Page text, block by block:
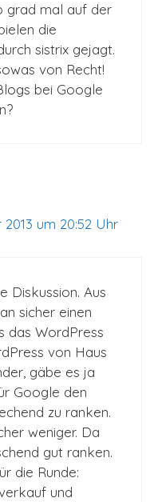
grad mal auf der
die
sistrix gejagt.
von Recht!
bei Google
um 20:52 Uhr
Diskussion. Aus
sicher einen
das WordPress
von Haus
gäbe es ja
Google den
zu ranken.
weniger. Da
gut ranken.
die Runde:
und